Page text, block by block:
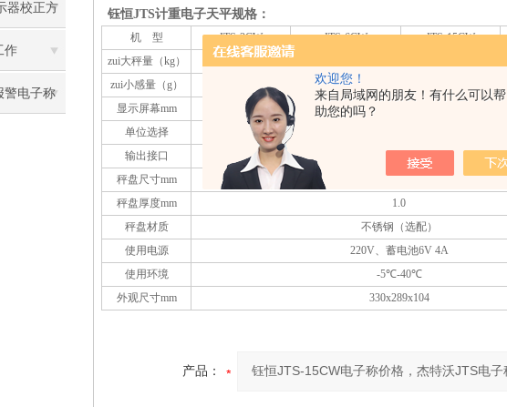
欢迎您！
来自局域网的朋友！有什么可以帮
助您的吗？
器校正方
作
警电子称
钰恒JTS计重电子天平规格：
机 型 JTS-3CW JTS-6CW JTS-15CW
zui大秤量（kg）
3
zui小感量（g）
0.2/0.5
显示屏幕mm
单位选择
输出接口
RS-232（选配）
秤盘尺寸mm
294x228
秤盘厚度mm
1.0
秤盘材质
不锈钢（选配）
使用电源
220V、蓄电池6V 4A
使用环境
-5℃-40℃
外观尺寸mm
330x289x104
产品：